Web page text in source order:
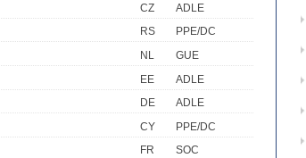
CZ
ADLE
RS
PPE/DC
NL
GUE
EE
ADLE
DE
ADLE
CY
PPE/DC
FR
SOC